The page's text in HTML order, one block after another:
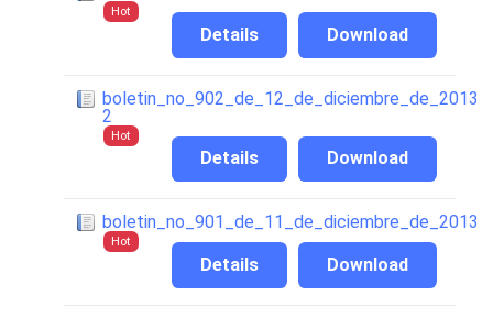
Hot
Download
Details
boletin_no_902_de_12_de_diciembre_de_2013
2
Hot
Download
Details
boletin_no_901_de_11_de_diciembre_de_2013
Hot
Download
Details